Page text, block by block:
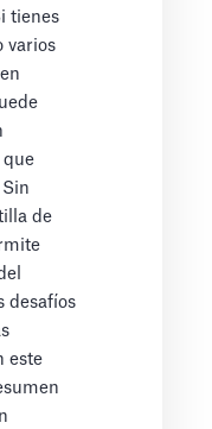
tienes
varios
que
de
desafíos
este